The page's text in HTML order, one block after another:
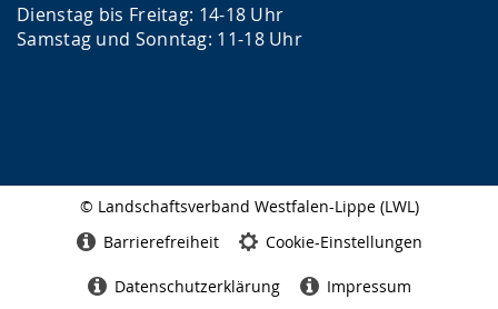
Dienstag bis Freitag: 14-18 Uhr
Samstag und Sonntag: 11-18 Uhr
© Landschaftsverband Westfalen-Lippe (LWL)
Barrierefreiheit Cookie-Einstellungen
Datenschutzerklärung Impressum